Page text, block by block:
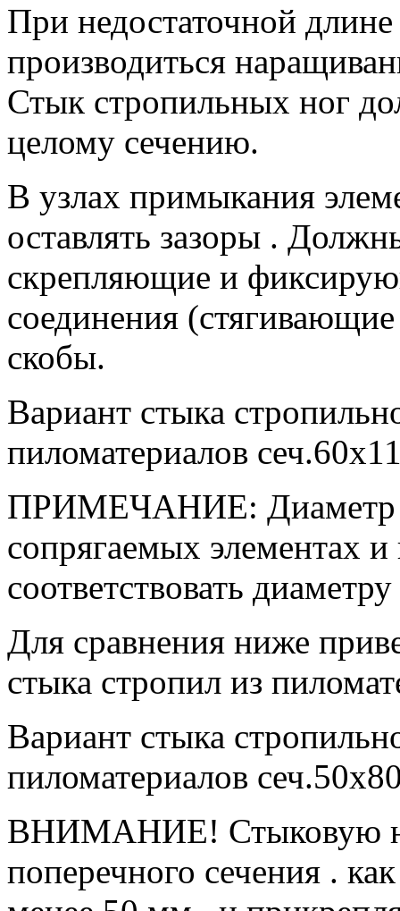
При недостаточной
производиться
Стык стропильных ног
целому сечению.
В узлах примыкания
оставлять зазоры .
скрепляющие и
соединения
скобы.
Вариант стыка
пиломатериалов
ПРИМЕЧАНИЕ: Диаметр
сопрягаемых элементах
соответствовать
Для сравнения ниже
стыка стропил из
Вариант стыка
пиломатериалов
ВНИМАНИЕ! Стыковую
поперечного сечения .